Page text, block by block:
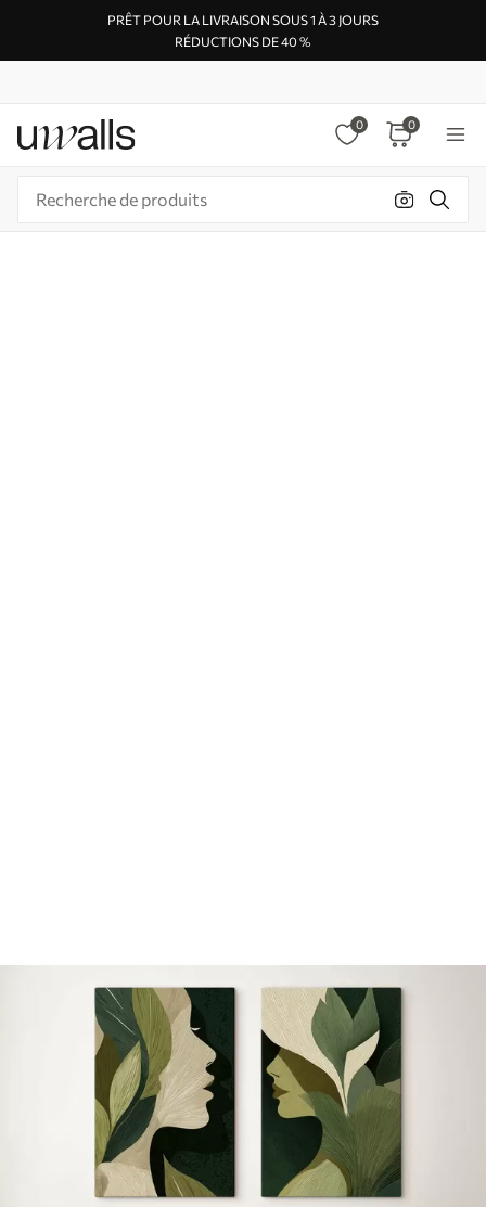
PRÊT POUR LA LIVRAISON SOUS 1 À 3 JOURS
RÉDUCTIONS DE 40 %
0 0